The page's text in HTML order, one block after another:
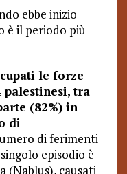
ebbe inizio
è il periodo più
le forze
tra
(82%) in
di
di ferimenti
episodio è
(Nablus), causati